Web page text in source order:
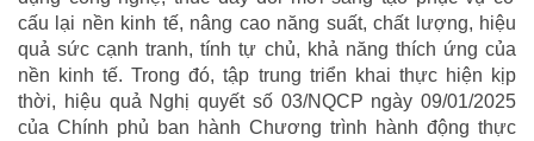
cấu lại nền kinh tế, nâng cao năng suất, chất lượng, hiệu
quả sức cạnh tranh, tính tự chủ, khả năng thích ứng của
nền kinh tế. Trong đó, tập trung triển khai thực hiện kịp
thời, hiệu quả Nghị quyết số 03/NQCP ngày 09/01/2025
của Chính phủ ban hành Chương trình hành động thực